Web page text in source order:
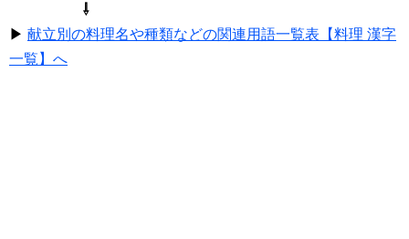
⇩
▶ 献立別の料理名や種類などの関連用語一覧表【料理 漢字
一覧】へ